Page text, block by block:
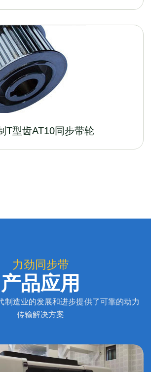
T型齿AT10同步带轮
力劲同步带
产品应用
制造业的发展和进步提供了可靠的动力
传输解决方案